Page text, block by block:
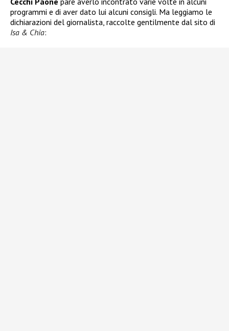
programmi e di aver dato lui alcuni consigli. Ma leggiamo le
dichiarazioni del giornalista, raccolte gentilmente dal sito di
Isa & Chia: